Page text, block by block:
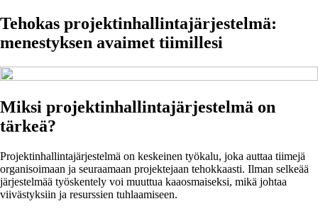
Tehokas projektinhallintajärjestelmä:
menestyksen avaimet tiimillesi
Miksi projektinhallintajärjestelmä on
tärkeä?
Projektinhallintajärjestelmä on keskeinen työkalu, joka auttaa tiimejä
organisoimaan ja seuraamaan projektejaan tehokkaasti. Ilman selkeää
järjestelmää työskentely voi muuttua kaaosmaiseksi, mikä johtaa
viivästyksiin ja resurssien tuhlaamiseen.